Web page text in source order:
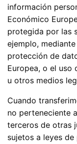
información
Económico
protegida por las
ejemplo,
protección de
Europea, o el uso
u otros medios
Cuando
no perteneciente
terceros de otras
sujetos a leyes